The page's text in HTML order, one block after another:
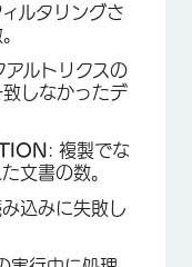
ルタリングさ
アルトリクスの
しなかったデ
: 複製でな
文書の数。
み込みに失敗し